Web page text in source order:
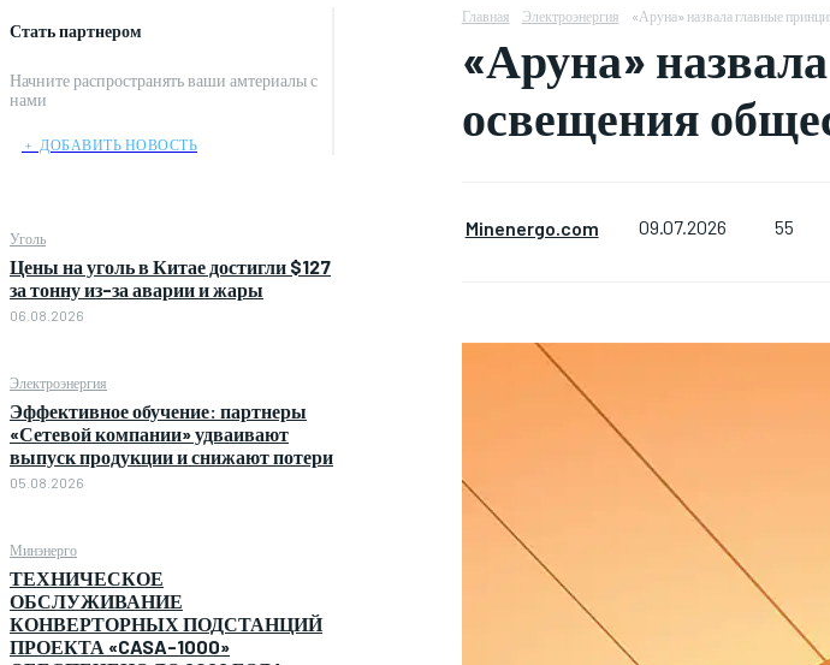
Стать партнером
Начните распространять ваши амтериалы с
нами
﹢ ДОБАВИТЬ НОВОСТЬ
Уголь
Цены на уголь в Китае достигли $127
за тонну из-за аварии и жары
06.08.2026
Электроэнергия
Эффективное обучение: партнеры
«Сетевой компании» удваивают
выпуск продукции и снижают потери
05.08.2026
Минэнерго
ТЕХНИЧЕСКОЕ
ОБСЛУЖИВАНИЕ
КОНВЕРТОРНЫХ ПОДСТАНЦИЙ
ПРОЕКТА «CASA-1000»
Главная Электроэнергия «Аруна» назвала главные
«Аруна»
освещения
Minenergo.com 09.07.2026 55